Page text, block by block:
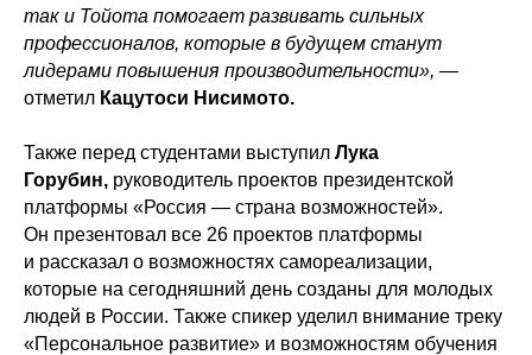
так и Тойота помогает развивать сильных
профессионалов, которые в будущем станут
лидерами повышения производительности», —
отметил Кацутоси Нисимото.
Также перед студентами выступил Лука
Горубин, руководитель проектов президентской
платформы «Россия — страна возможностей».
Он презентовал все 26 проектов платформы
и рассказал о возможностях самореализации,
которые на сегодняшний день созданы для молодых
людей в России. Также спикер уделил внимание треку
«Персональное развитие» и возможностям обучения